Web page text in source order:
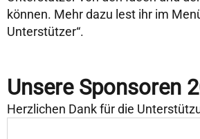
können. Mehr dazu lest ihr im
Unterstützer“.
Unsere Sponsoren
Herzlichen Dank für die